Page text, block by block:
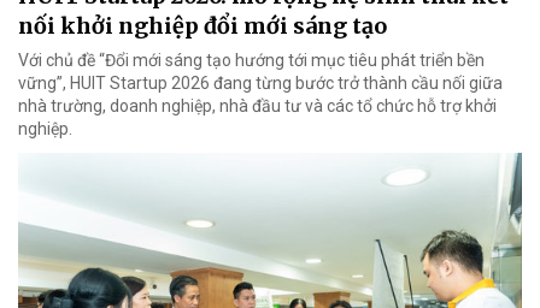
nối khởi nghiệp đổi mới sáng tạo
Với chủ đề “Đổi mới sáng tạo hướng tới mục tiêu phát triển bền
vững”, HUIT Startup 2026 đang từng bước trở thành cầu nối giữa
nhà trường, doanh nghiệp, nhà đầu tư và các tổ chức hỗ trợ khởi
nghiệp.